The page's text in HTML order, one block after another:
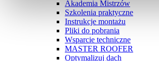
Akademia Mistrzów
Szkolenia praktyczne
Instrukcje montażu
Pliki do pobrania
Wsparcie techniczne
MASTER ROOFER
Optymalizuj dach